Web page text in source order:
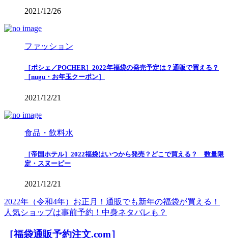
2021/12/26
ファッション
［ポシェ／POCHER］2022年福袋の発売予定は？通販で買える？
［nugu・お年玉クーポン］
2021/12/21
食品・飲料水
［帝国ホテル］2022福袋はいつから発売？どこで買える？ 数量限
定・スヌーピー
2021/12/21
2022年（令和4年）お正月！通販でも新年の福袋が買える！
人気ショップは事前予約！中身ネタバレも？
［福袋通販予約注文.com］